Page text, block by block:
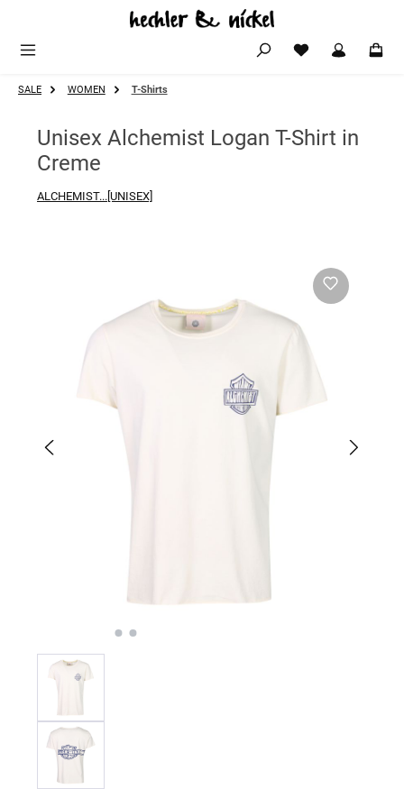
Zum Hauptinhalt springen
SALE WOMEN T-Shirts
Unisex Alchemist Logan T-Shirt in
Creme
ALCHEMIST...[UNISEX]